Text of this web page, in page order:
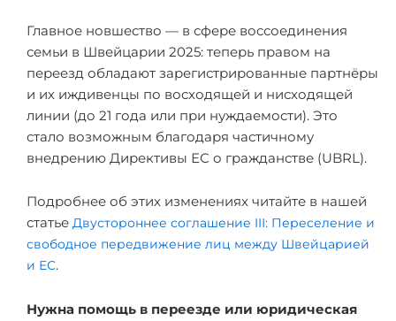
Главное новшество — в сфере воссоединения
семьи в Швейцарии 2025: теперь правом на
переезд обладают зарегистрированные партнёры
и их иждивенцы по восходящей и нисходящей
линии (до 21 года или при нуждаемости). Это
стало возможным благодаря частичному
внедрению Директивы ЕС о гражданстве (UBRL).
Подробнее об этих изменениях читайте в нашей
статье Двустороннее соглашение III: Переселение и
свободное передвижение лиц между Швейцарией
и ЕС.
Нужна помощь в переезде или юридическая